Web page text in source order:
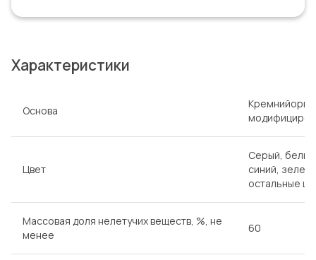
испытания по ГОСТ 9.401, метод 6).
«Роснефть».
Характеристики
Основа
Цвет
Серый,
синий,
остальные
Массовая доля нелетучих веществ, %, не
менее
60